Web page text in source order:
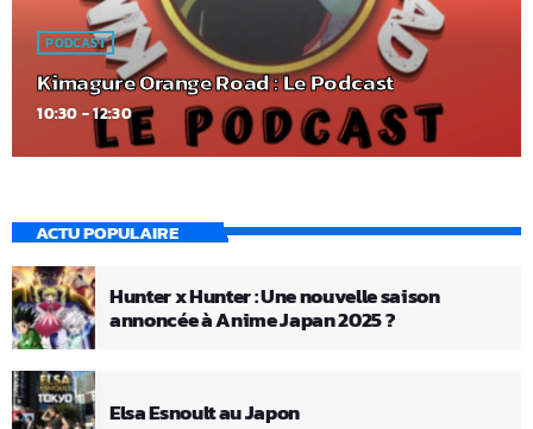
PODCAST
Kimagure Orange Road : Le Podcast
10:30 - 12:30
ACTU POPULAIRE
Hunter x Hunter : Une nouvelle saison
annoncée à Anime Japan 2025 ?
Elsa Esnoult au Japon